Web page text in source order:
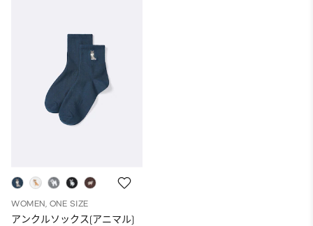
WOMEN, ONE SIZE
アンクルソックス(アニマル)